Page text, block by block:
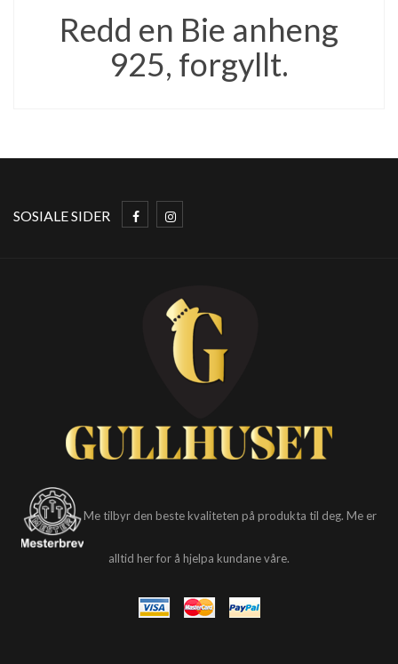
Redd en Bie anheng
925, forgyllt.
SOSIALE SIDER
Me tilbyr den beste kvaliteten på produkta til deg. Me er
alltid her for å hjelpa kundane våre.